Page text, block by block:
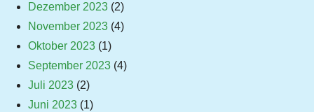
Dezember 2023 (2)
November 2023 (4)
Oktober 2023 (1)
September 2023 (4)
Juli 2023 (2)
Juni 2023 (1)